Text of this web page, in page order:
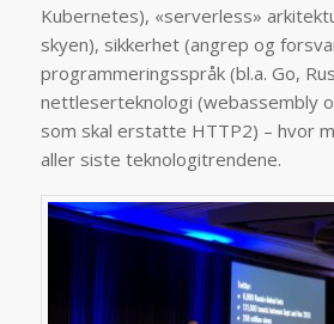
Kubernetes), «serverless»
skyen), sikkerhet (angrep og
programmeringsspråk (bl.a. Go,
nettleserteknologi (webassembly
som skal erstatte HTTP2) – hvor
aller siste teknologitrendene.